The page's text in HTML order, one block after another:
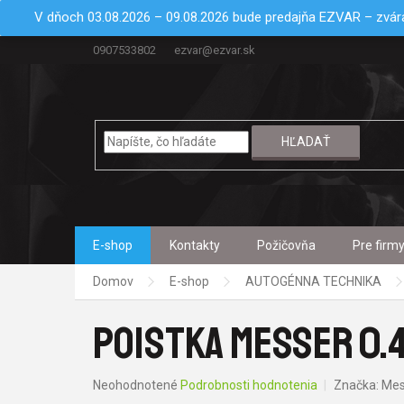
V dňoch 03.08.2026 – 09.08.2026 bude predajňa EZVAR –
0907533802 ezvar@ezvar.sk
HĽADAŤ
E-shop Kontakty Požičovňa Pre firmy
Domov E-shop AUTOGÉNNA TECHNIKA
POISTKA MESSER
Priemerné
Neohodnotené Podrobnosti hodnotenia Značka: